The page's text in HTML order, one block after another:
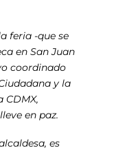
feria -que se
en San Juan
coordinado
y la
CDMX,
en paz.
es